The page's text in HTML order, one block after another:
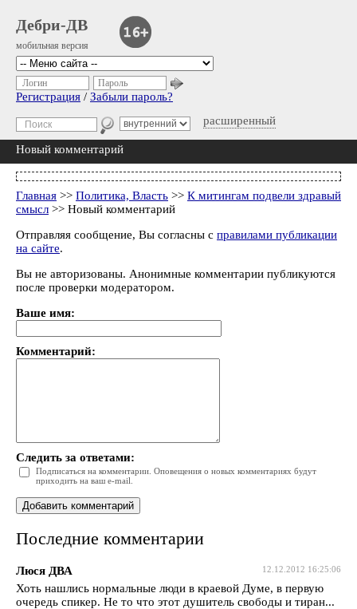
Дебри-ДВ
мобильная версия
расширенный
Логин Пароль
Регистрация / Забыли пароль?
Новый комментарий
Главная >> Политика, Власть >> К митингам подвели здравый
смысл >> Новый комментарий
Отправляя сообщение, Вы согласны с правилами публикации
на сайте.
Вы не авторизованы. Анонимные комментарии публикуются
после проверки модератором.
Ваше имя:
Комментарий:
Следить за ответами:
Подписаться на комментарии. Оповещения о новых комментариях будут
приходить на ваш e-mail.
Последние комментарии
12.12.2012 16:25:06
Люся ДВА
Хоть нашлись нормальные люди в краевой Думе, в первую
очередь спикер. Не то что этот душитель свободы и тиран...